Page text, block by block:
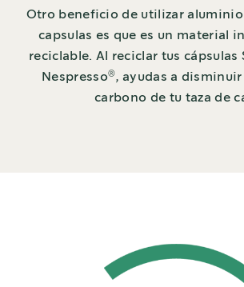
Otro beneficio de utilizar aluminio
capsulas es que es un material
reciclable. Al reciclar tus cápsulas
Nespresso®, ayudas a
carbono de tu taza de